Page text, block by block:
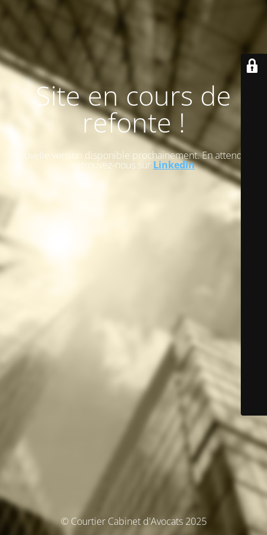
Site en cours de
refonte !
Nouvelle version disponible prochainement. En attendant
retrouvez-nous sur Linkedin
© Courtier Cabinet d'Avocats 2025